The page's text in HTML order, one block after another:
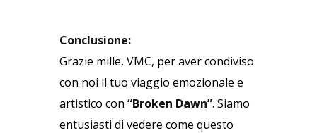
Conclusione:
Grazie mille, VMC, per aver condiviso
con noi il tuo viaggio emozionale e
artistico con “Broken Dawn”. Siamo
entusiasti di vedere come questo